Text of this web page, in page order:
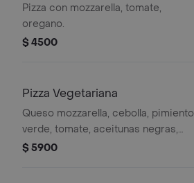
Pizza con mozzarella, tomate,
oregano.
$ 4500
Pizza Vegetariana
Queso mozzarella, cebolla, pimiento
verde, tomate, aceitunas negras,
champiñon.
$ 5900